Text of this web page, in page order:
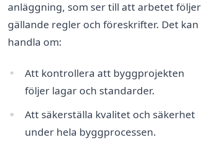
anläggning, som ser till att arbetet följer
gällande regler och föreskrifter. Det kan
handla om:
Att kontrollera att byggprojekten
följer lagar och standarder.
Att säkerställa kvalitet och säkerhet
under hela byggprocessen.